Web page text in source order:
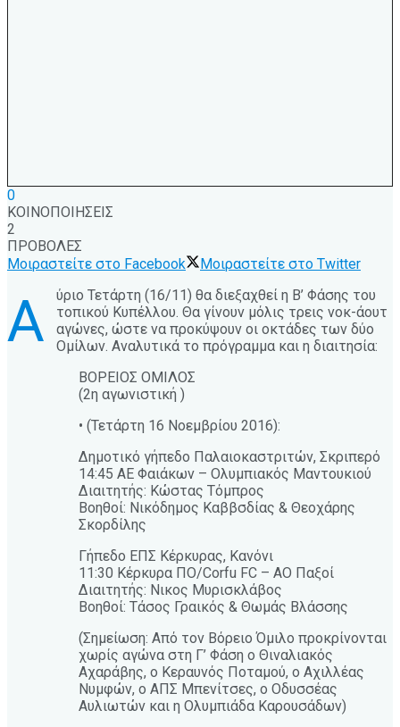
0
ΚΟΙΝΟΠΟΙΗΣΕΙΣ
2
ΠΡΟΒΟΛΕΣ
Μοιραστείτε στο Facebook
Μοιραστείτε στο Twitter
Α
ύριο Τετάρτη (16/11) θα διεξαχθεί η Β’ Φάσης του
τοπικού Κυπέλλου. Θα γίνουν μόλις τρεις νοκ-άουτ
αγώνες, ώστε να προκύψουν οι οκτάδες των δύο
Ομίλων. Αναλυτικά το πρόγραμμα και η διαιτησία:
ΒΟΡΕΙΟΣ ΟΜΙΛΟΣ
(2η αγωνιστική )
• (Τετάρτη 16 Νοεμβρίου 2016):
Δημοτικό γήπεδο Παλαιοκαστριτών, Σκριπερό
14:45 ΑΕ Φαιάκων – Ολυμπιακός Μαντουκιού
Διαιτητής: Κώστας Τόμπρος
Βοηθοί: Νικόδημος Καββσδίας & Θεοχάρης
Σκορδίλης
Γήπεδο ΕΠΣ Κέρκυρας, Κανόνι
11:30 Κέρκυρα ΠΟ/Corfu FC – ΑΟ Παξοί
Διαιτητής: Νικος Μυρισκλάβος
Βοηθοί: Τάσος Γραικός & Θωμάς Βλάσσης
(Σημείωση: Από τον Βόρειο Όμιλο προκρίνονται
χωρίς αγώνα στη Γ’ Φάση ο Θιναλιακός
Αχαράβης, ο Κεραυνός Ποταμού, ο Αχιλλέας
Νυμφών, ο ΑΠΣ Μπενίτσες, ο Οδυσσέας
Αυλιωτών και η Ολυμπιάδα Καρουσάδων)